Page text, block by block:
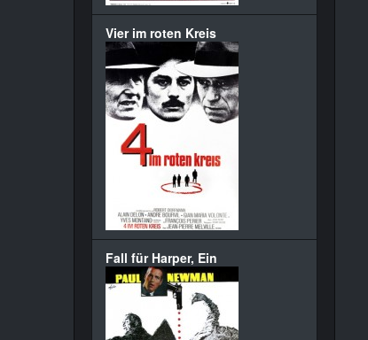
Vier im roten Kreis
Fall für Harper, Ein